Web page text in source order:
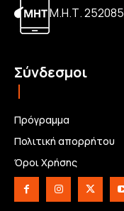
Μ.Η.Τ. 252085
Σύνδεσμοι
Πρόγραμμα
Πολιτική απορρήτου
Όροι Χρήσης